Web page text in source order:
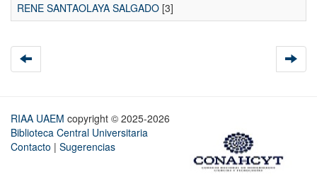
RENE SANTAOLAYA SALGADO [3]
RIAA UAEM copyright © 2025-2026
Biblioteca Central Universitaria
Contacto | Sugerencias